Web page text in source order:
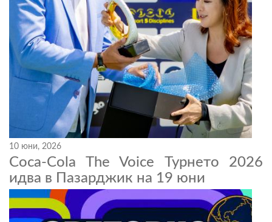
10 юни, 2026
Coca-Cola The Voice Турнето 2026
идва в Пазарджик на 19 юни